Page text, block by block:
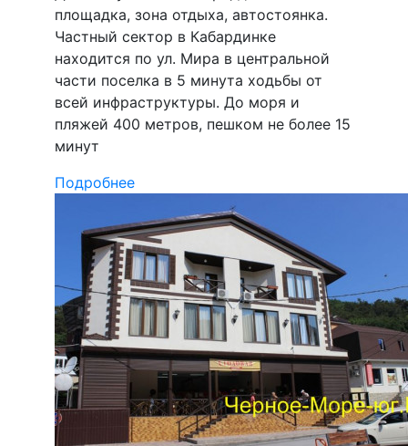
площадка, зона отдыха, автостоянка.
Частный сектор в Кабардинке
находится по ул. Мира в центральной
части поселка в 5 минута ходьбы от
всей инфраструктуры. До моря и
пляжей 400 метров, пешком не более 15
минут
Подробнее